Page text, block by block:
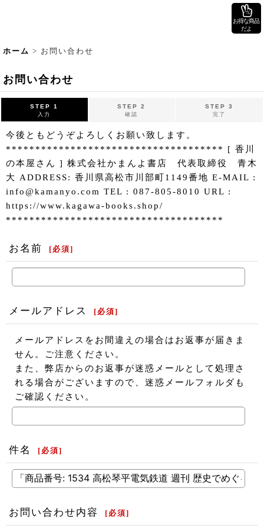
お得な商品
だよ
ホーム > お問い合わせ
お問い合わせ
STEP 1
入力
STEP 2
確認
STEP 3
完了
今後ともどうぞよろしくお願い致します。
************************************* [ 香川
の本屋さん ] 株式会社かまんよ書店 代表取締役 青木
大 ADDRESS: 香川県高松市川部町1149番地 E-MAIL :
info@kamanyo.com TEL : 087-805-8010 URL :
https://www.kagawa-books.shop/
*************************************
お名前 [ 必須]
メールアドレス [ 必須]
メールアドレスをお間違えの場合はお返事が届きま
せん。ご注意ください。
また、弊店からのお返事が迷惑メールとして処理さ
れる場合がございますので、迷惑メールフォルダも
ご確認ください。
件名 [ 必須]
お問い合わせ内容 [ 必須]